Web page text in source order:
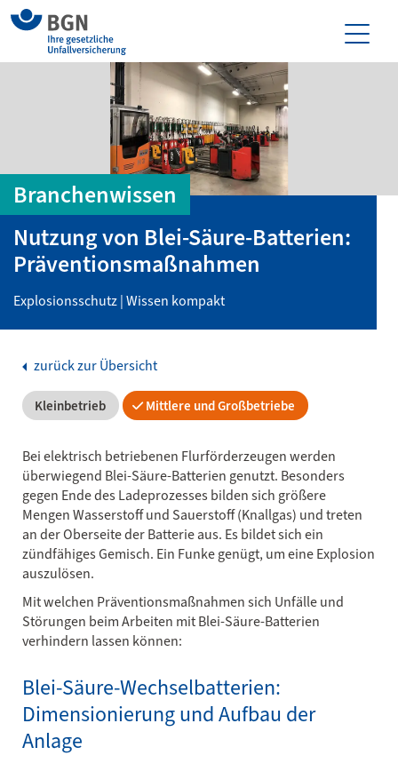
Branchenwissen
Nutzung von Blei-Säure-Batterien:
Präventionsmaßnahmen
Explosionsschutz | Wissen kompakt
zurück zur Übersicht
Kleinbetrieb Mittlere und Großbetriebe
Bei elektrisch betriebenen Flurförderzeugen werden
überwiegend Blei-Säure-Batterien genutzt. Besonders
gegen Ende des Ladeprozesses bilden sich größere
Mengen Wasserstoff und Sauerstoff (Knallgas) und treten
an der Oberseite der Batterie aus. Es bildet sich ein
zündfähiges Gemisch. Ein Funke genügt, um eine Explosion
auszulösen.
Mit welchen Präventionsmaßnahmen sich Unfälle und
Störungen beim Arbeiten mit Blei-Säure-Batterien
verhindern lassen können:
Blei-Säure-Wechselbatterien:
Dimensionierung und Aufbau der
Anlage